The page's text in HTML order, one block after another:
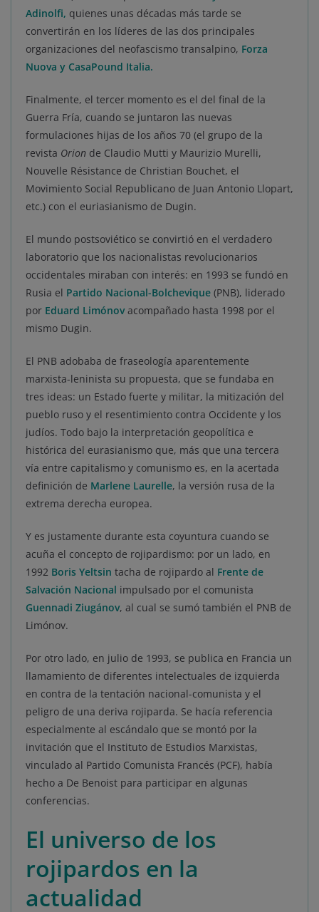
Adinolfi, quienes unas décadas más tarde se
convertirán en los líderes de las dos principales
organizaciones del neofascismo transalpino, Forza
Nuova y CasaPound Italia.
Finalmente, el tercer momento es el del final de la
Guerra Fría, cuando se juntaron las nuevas
formulaciones hijas de los años 70 (el grupo de la
revista Orion de Claudio Mutti y Maurizio Murelli,
Nouvelle Résistance de Christian Bouchet, el
Movimiento Social Republicano de Juan Antonio Llopart,
etc.) con el euriasianismo de Dugin.
El mundo postsoviético se convirtió en el verdadero
laboratorio que los nacionalistas revolucionarios
occidentales miraban con interés: en 1993 se fundó en
Rusia el Partido Nacional-Bolchevique (PNB), liderado
por Eduard Limónovacompañado hasta 1998 por el
mismo Dugin.
El PNB adobaba de fraseología aparentemente
marxista-leninista su propuesta, que se fundaba en
tres ideas: un Estado fuerte y militar, la mitización del
pueblo ruso y el resentimiento contra Occidente y los
judíos. Todo bajo la interpretación geopolítica e
histórica del eurasianismo que, más que una tercera
vía entre capitalismo y comunismo es, en la acertada
definición de Marlene Laurelle, la versión rusa de la
extrema derecha europea.
Y es justamente durante esta coyuntura cuando se
acuña el concepto de rojipardismo: por un lado, en
1992 Boris Yeltsin tacha de rojipardo al Frente de
Salvación Nacional impulsado por el comunista
Guennadi Ziugánov, al cual se sumó también el PNB de
Limónov.
Por otro lado, en julio de 1993, se publica en Francia un
llamamiento de diferentes intelectuales de izquierda
en contra de la tentación nacional-comunista y el
peligro de una deriva rojiparda. Se hacía referencia
especialmente al escándalo que se montó por la
invitación que el Instituto de Estudios Marxistas,
vinculado al Partido Comunista Francés (PCF), había
hecho a De Benoist para participar en algunas
conferencias.
El universo de los
rojipardos en la
actualidad